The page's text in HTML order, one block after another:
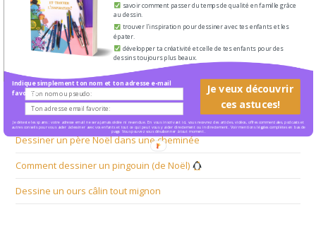
Articles Récents
Comment dessiner Stitch en 6 étapes + 1 ?
Dessiner un renne mignon (de Noël)
Dessiner un père Noël dans une cheminée
Comment dessiner un pingouin (de Noël)
Dessine un ours câlin tout mignon
Je déteste les spams : votre adresse email ne sera jamais cédée ni revendue. En vous inscrivant ici, vous recevrez des articles, vidéos, offres commerciales, podcasts et
autres conseils pour vous aider à dessiner avec vos enfants et tout ce qui peut vous y aider directement ou indirectement. Voir mentions légales complètes en bas de
page. Vous pouvez vous désabonner à tout moment.
Je veux découvrir
ces astuces!
Indique simplement ton nom et ton adresse e-mail
favorite:
savoir comment passer du temps de qualité en famille grâce
au dessin.
trouver l'inspiration pour dessiner avec tes enfants et les
épater.
développer ta créativité et celle de tes enfants pour des
dessins toujours plus beaux.